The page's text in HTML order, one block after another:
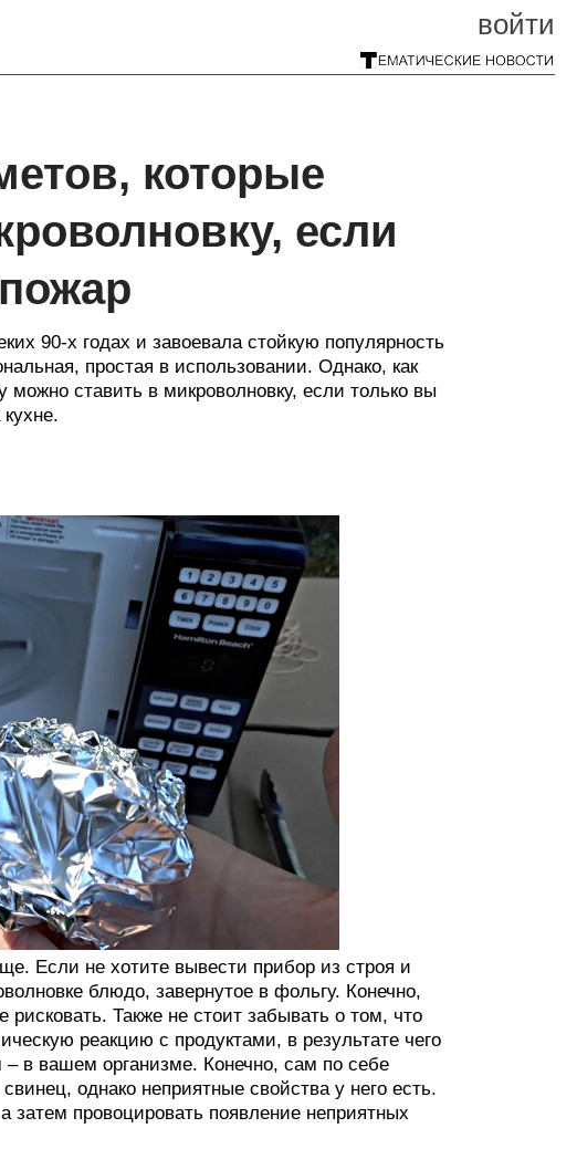
войти
которые
если
90-х годах и завоевала стойкую популярность
простая в использовании. Однако, как
можно ставить в микроволновку, если только вы
Если не хотите вывести прибор из строя и
блюдо, завернутое в фольгу. Конечно,
Также не стоит забывать о том, что
реакцию с продуктами, в результате чего
в вашем организме. Конечно, сам по себе
однако неприятные свойства у него есть.
провоцировать появление неприятных